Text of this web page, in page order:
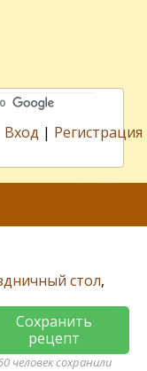
Вход | Регистрация
стол,
Сохранить
рецепт
человек сохранили